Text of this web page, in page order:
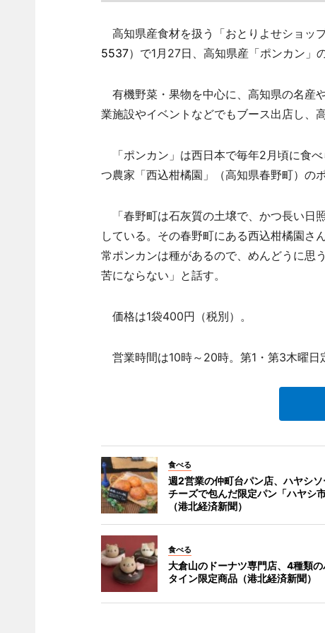
高知県産食材を扱う「おとりよせショッ
5537）で1月27日、高知県産「ポンカン」
有機野菜・果物を中心に、高知県の名産
業施設やイベントなどでもブース出店し、
「ポンカン」は西日本で毎年2月頃に食
つ農家「西込柑橘園」（高知県春野町）の
「春野町は石灰質の土壌で、かつ長い日
している。その春野町にある西込柑橘園さ
常ポンカンは種があるので、めんどうに思
苦にならない」と話す。
価格は1袋400円（税別）。
営業時間は10時～20時。第1・第3木曜日
食べる
週2営業の仲町台パン店、ハヤシソ
チーズで包んだ限定パン「ハヤシ市
（港北経済新聞）
食べる
大倉山のドーナツ専門店、4種類の
タイン限定商品（港北経済新聞）